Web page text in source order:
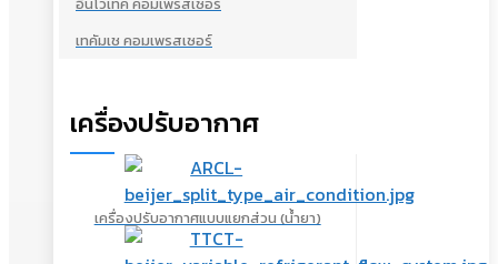
เทคัมเช คอมเพรสเซอร์
เครื่องปรับอากาศ
เครื่องปรับอากาศแบบแยกส่วน (น้ำยา)